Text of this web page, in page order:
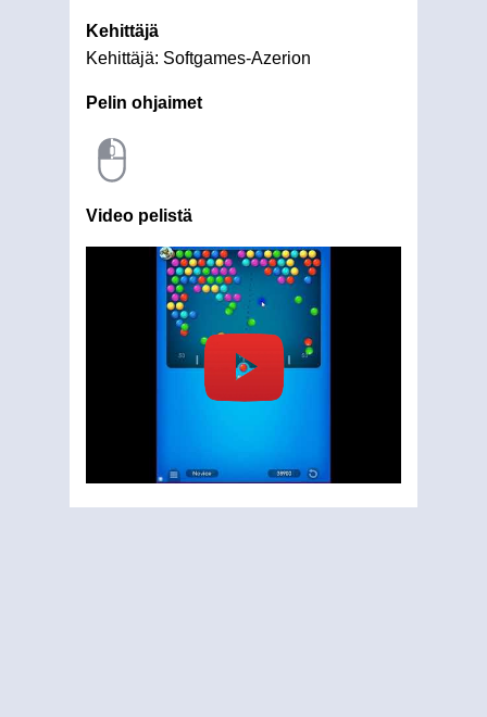
Kehittäjä
Kehittäjä: Softgames-Azerion
Pelin ohjaimet
Video pelistä